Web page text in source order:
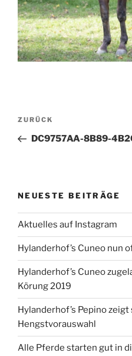
Beitragsnavigation
Vorheriger
Beitrag
ZURÜCK
DC9757AA-8B89-
NEUESTE BEITRÄGE
Aktuelles auf Instagram
Hylanderhof’s Cuneo nun
Hylanderhof’s Cuneo
Körung 2019
Hylanderhof’s Pepino
Hengstvorauswahl
Alle Pferde starten gut in